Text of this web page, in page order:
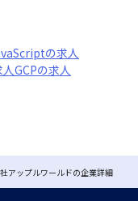
の求人
GCPの求人
アップルワールドの企業詳細